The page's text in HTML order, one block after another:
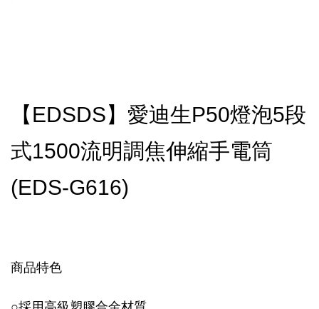
【EDSDS】愛迪生P50燈泡5段
式1500流明調焦伸縮手電筒
(EDS-G616)
商品特色